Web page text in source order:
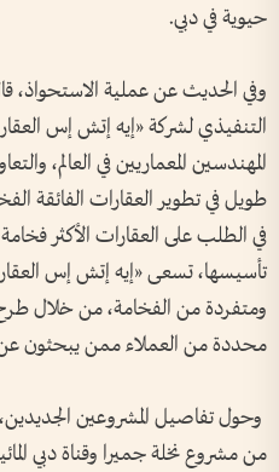
حيوية في دبي.
وفي الحديث عن عملية الاستحواذ،
التنفيذي لشركة «إيه إتش إس
المهندسين المعماريين في العالم،
طويل في تطوير العقارات الفائقة
في الطلب على العقارات الأكثر
تأسيسها، تسعى «إيه إتش إس
ومتفردة من الفخامة، من خلال
محددة من العملاء ممن يبحثون عن
وحول تفاصيل المشروعين